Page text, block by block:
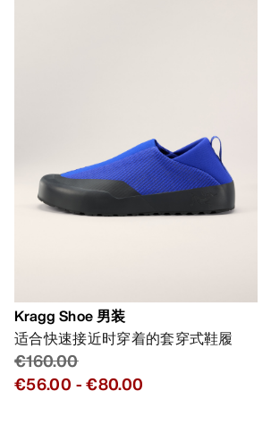
Kragg Shoe 男装
适合快速接近时穿着的套穿式鞋履
€160.00
€56.00 -€80.00